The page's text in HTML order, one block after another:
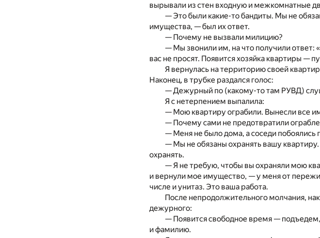
вырывали из стен входную и межкомнатные
— Это были какие-то бандиты. Мы не
имущества, — был их ответ.
— Почему не вызвали милицию?
— Мы звонили им, на что получили ответ:
вас не просят. Появится хозяйка квартиры —
Я вернулась на территорию своей
Наконец, в трубке раздался голос:
— Дежурный по (какому-то там РУВД)
Я с нетерпением выпалила:
— Мою квартиру ограбили. Вынесли все
— Почему сами не предотвратили
— Меня не было дома, а соседи побоялись
— Мы не обязаны охранять вашу квартиру.
охранять.
— Я не требую, чтобы вы охраняли мою
и вернули мое имущество, — у меня от
числе и унитаз. Это ваша работа.
После непродолжительного молчания,
дежурного:
— Появится свободное время —
и фамилию.